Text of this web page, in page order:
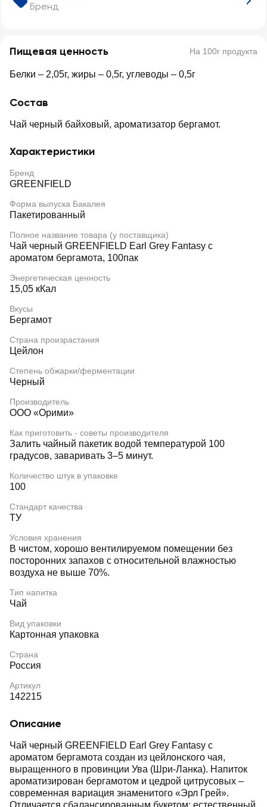
Бренд
Пищевая ценность На 100г продукта
Белки – 2,05г, жиры – 0,5г, углеводы – 0,5г
Состав
Чай черный байховый, ароматизатор бергамот.
Характеристики
Бренд
GREENFIELD
Форма выпуска Бакалея
Пакетированный
Полное название товара (у поставщика)
Чай черный GREENFIELD Earl Grey Fantasy с
ароматом бергамота, 100пак
Энергетическая ценность
15,05 кКал
Вкусы
Бергамот
Страна произрастания
Цейлон
Степень обжарки/ферментации
Черный
Производитель
ООО «Орими»
Как приготовить - советы производителя
Залить чайный пакетик водой температурой 100
градусов, заваривать 3–5 минут.
Количество штук в упаковке
100
Стандарт качества
ТУ
Условия хранения
В чистом, хорошо вентилируемом помещении без
посторонних запахов с относительной влажностью
воздуха не выше 70%.
Тип напитка
Чай
Вид упаковки
Картонная упаковка
Страна
Россия
Артикул
142215
Описание
Чай черный GREENFIELD Earl Grey Fantasy с
ароматом бергамота создан из цейлонского чая,
выращенного в провинции Ува (Шри-Ланка). Напиток
ароматизирован бергамотом и цедрой цитрусовых –
современная вариация знаменитого «Эрл Грей».
Отличается сбалансированным букетом: естественный